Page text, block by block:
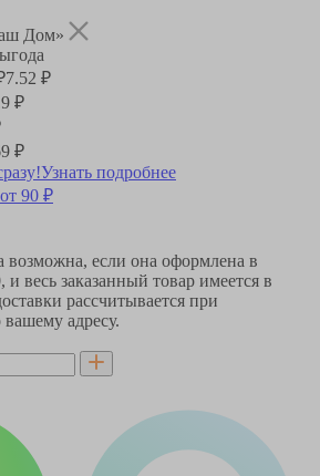
Дом»
7.52 ₽
₽
₽
Узнать подробнее
90 ₽
возможна, если она оформлена в
, и весь заказанный товар имеется в
рассчитывается при
адресу.